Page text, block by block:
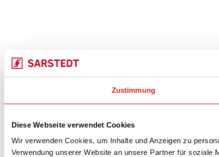
Zustimmung
Diese Webseite verwendet Cookies
Wir verwenden Cookies, um Inhalte und Anzeigen zu
Verwendung unserer Website an unsere Partner für soziale